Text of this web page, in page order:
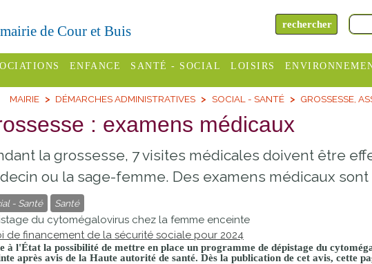
de Cour et Buis
des
Varèze
des
ENFANCE
Assistantes
maternelles
Relais
assistante
maternelle
Pôle petite
enfance
SANTÉ - SOCIAL
Centres
sociaux
ADMR
CCAS
Conseil
Départemental
LOISIRS
Campings
Offices
Cinémas
Piscines
Horaires
Déchèteries
Redevance
incitative
MAIRIE DÉMARCHES ADMINISTRATIVES SOCIAL - SANTÉ GROSSESSE,
: examens médicaux
la grossesse, 7 visites médicales doivent être
ou la sage-femme. Des examens médicaux
- Santé Santé
du cytomégalovirus chez la femme enceinte
de financement de la sécurité sociale pour 2024
à l'État la possibilité de mettre en place un programme de dépistage du
après avis de la Haute autorité de santé. Dès la publication de cet avis, cette